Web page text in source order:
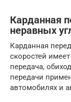
Карданная
неравных
Карданная
скоростей
передача,
передачи
автомобилях и